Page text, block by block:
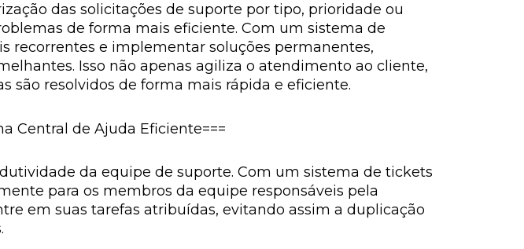
das solicitações de suporte por tipo, prioridade ou
de forma mais eficiente. Com um sistema de
recorrentes e implementar soluções permanentes,
Isso não apenas agiliza o atendimento ao cliente,
são resolvidos de forma mais rápida e eficiente.
Central de Ajuda Eficiente===
da equipe de suporte. Com um sistema de tickets
para os membros da equipe responsáveis pela
em suas tarefas atribuídas, evitando assim a duplicação